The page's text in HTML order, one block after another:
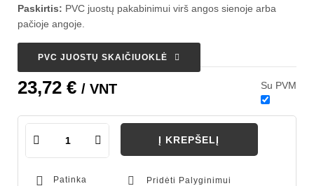
Paskirtis: PVC juostų pakabinimui virš angos sienoje arba
pačioje angoje.
PVC JUOSTŲ SKAIČIUOKLĖ
23,72 € / VNT Su PVM
Į KREPŠELĮ
Patinka Pridėti Palyginimui